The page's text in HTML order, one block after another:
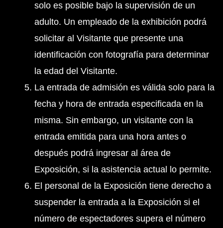
solo es posible bajo la supervisión de un
adulto. Un empleado de la exhibición podrá
solicitar al Visitante que presente una
identificación con fotografía para determinar
la edad del Visitante.
La entrada de admisión es válida solo para la
fecha y hora de entrada especificada en la
misma. Sin embargo, un visitante con la
entrada emitida para una hora antes o
después podrá ingresar al área de
Exposición, si la asistencia actual lo permite.
El personal de la Exposición tiene derecho a
suspender la entrada a la Exposición si el
número de espectadores supera el número